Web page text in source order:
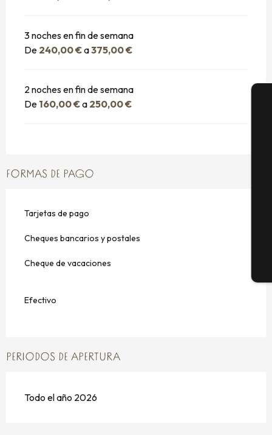
3 noches en fin de semana
De 240,00 €a375,00 €
2 noches en fin de semana
De 160,00 €a 250,00 €
FORMAS DE PAGO
Tarjetas de pago
Cheques bancarios y postales
Cheque de vacaciones
Efectivo
PERIODOS DE APERTURA
Todo el año 2026